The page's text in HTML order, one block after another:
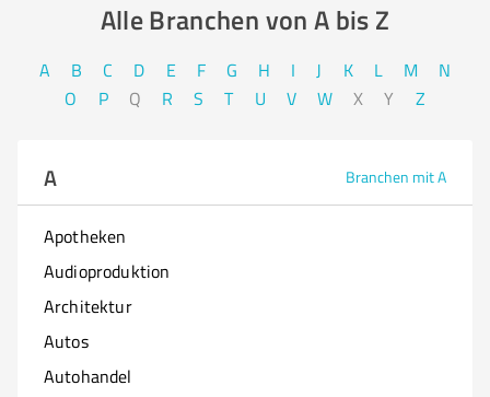
Alle Branchen von A bis Z​
A B C D E F G H I J K L M
N
O
P Q R S T U V W X Y Z
A Branchen mit A
Apotheken
Audioproduktion
Architektur
Autos
Autohandel